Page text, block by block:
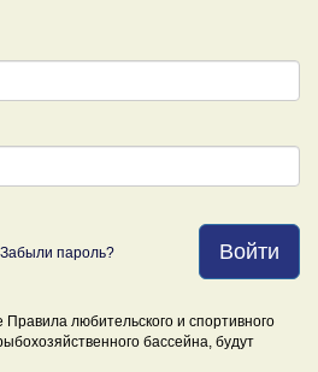
Войти
Забыли пароль?
любительского и спортивного
бассейна, будут